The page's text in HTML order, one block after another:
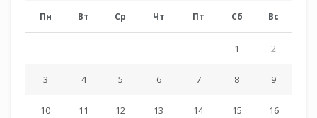
Пн Вт Ср Чт Пт Сб Вс
1 2
3 4 5 6 7 8 9
10 11 12 13 14 15 16